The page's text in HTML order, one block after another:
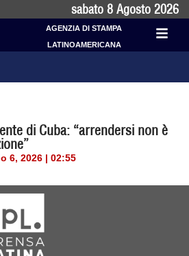
sabato 8 Agosto 2026
AGENZIA DI STAMPA
LATINOAMERICANA
di Cuba: “arrendersi non è
6, 2026 | 02:55